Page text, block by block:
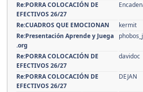
Re:PORRA COLOCACIÓN DE
EFECTIVOS 26/27
Re:CUADROS QUE EMOCIONAN
kermit
Re:Presentación Aprende y Juega
.org
Re:PORRA COLOCACIÓN DE
EFECTIVOS 26/27
davidoc
Re:PORRA COLOCACIÓN DE
EFECTIVOS 26/27
DEJAN